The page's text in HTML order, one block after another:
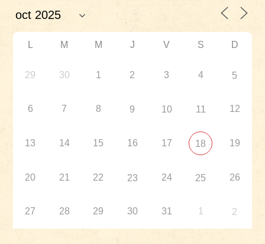
L M M J V S D
29 30 1 2 3 4 5
6 7 8 9 10 11 12
13 14 15 16 17 18 19
20 21 22 23 24 25 26
27 28 29 30 31 1 2